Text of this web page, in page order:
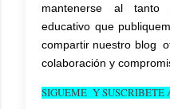
mantenerse al
educativo que
compartir nuestro blog
colaboración y
SIGUEME Y SUSCRIBETE